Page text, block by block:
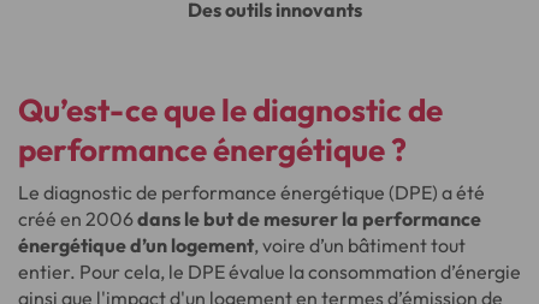
Des outils innovants
Qu’est-ce que le diagnostic de
performance énergétique ?
Le diagnostic de performance énergétique (DPE) a été
créé en 2006dans le but de mesurer la performance
énergétique d’un logement, voire d’un bâtiment tout
entier. Pour cela, le DPE évalue la consommation d’énergie
ainsi que l'impact d'un logement en termes d’émission de